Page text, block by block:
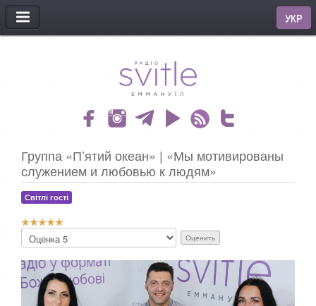
МЕНЮ
УКР
Группа «П’ятий океан» | «Мы мотивированы
служением и любовью к людям»
Світлі гості
Р
й
т
и
н
о
ж
а
л